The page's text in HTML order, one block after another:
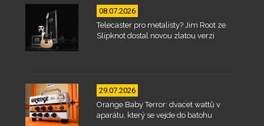
08.07.2026
Telecaster pro metalisty? Jim Root ze
Slipknot dostal novou zlatou verzi
29.07.2026
Orange Baby Terror: dvacet wattů v
aparátu, který se vejde do batohu